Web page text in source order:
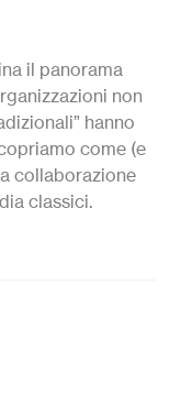
il panorama
non
hanno
come (e
collaborazione
classici.